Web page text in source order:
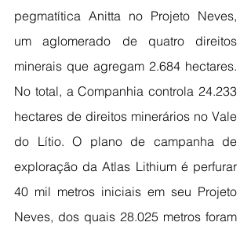
pegmatítica Anitta no Projeto Neves,
um aglomerado de quatro direitos
minerais que agregam 2.684 hectares.
No total, a Companhia controla 24.233
hectares de direitos minerários no Vale
do Lítio. O plano de campanha de
exploração da Atlas Lithium é perfurar
40 mil metros iniciais em seu Projeto
Neves, dos quais 28.025 metros foram